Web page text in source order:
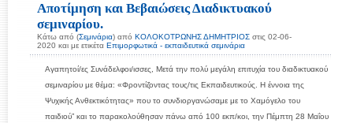
Αποτίμηση και Βεβαιώσεις Διαδικτυακού
σεμιναρίου.
Κάτω από (Σεμινάρια) από ΚΟΛΟΚΟΤΡΩΝΗΣ ΔΗΜΗΤΡΙΟΣ στις 02-06-
2020 και με ετικέτα Επιμορφωτικά - εκπαιδευτικά σεμινάρια
Αγαπητοί/ες Συνάδελφοι/ισσες, Μετά την πολύ μεγάλη επιτυχία του διαδικτυακού
σεμιναρίου με θέμα: «Φροντίζοντας τους/τις Εκπαιδευτικούς. Η έννοια της
Ψυχικής Ανθεκτικότητας» που το συνδιοργανώσαμε με το Χαμόγελο του
παιδιού” και το παρακολούθησαν πάνω από 100 εκπ/κοι, την Πέμπτη 28 Μαΐου